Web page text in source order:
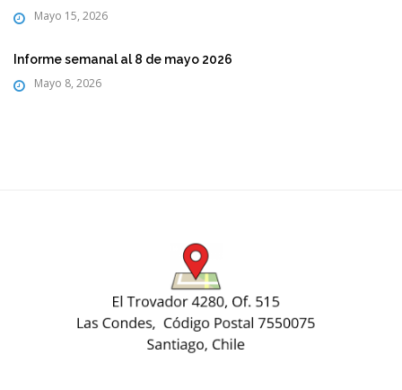
Mayo 15, 2026
Informe semanal al 8 de mayo 2026
Mayo 8, 2026